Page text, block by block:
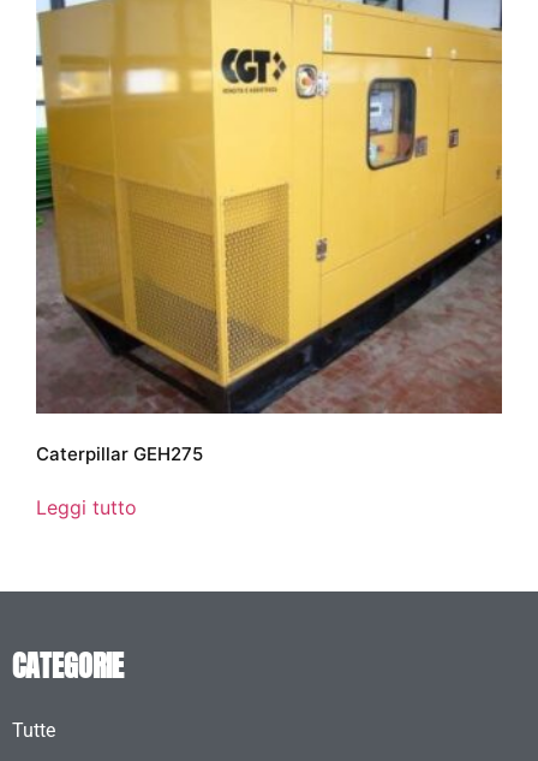
Caterpillar GEH275
Leggi tutto
CATEGORIE
Tutte